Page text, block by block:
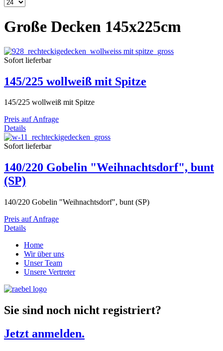
Große Decken 145x225cm
Sofort lieferbar
145/225 wollweiß mit Spitze
145/225 wollweiß mit Spitze
Preis auf Anfrage
Details
Sofort lieferbar
140/220 Gobelin "Weihnachtsdorf", bunt
(SP)
140/220 Gobelin "Weihnachtsdorf", bunt (SP)
Preis auf Anfrage
Details
Home
Wir über uns
Unser Team
Unsere Vertreter
Sie sind noch nicht registriert?
Jetzt anmelden.